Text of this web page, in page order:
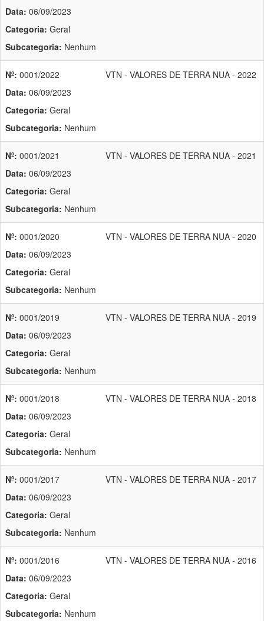
Data: 06/09/2023
Categoria: Geral
Subcategoria: Nenhum
Nº: 0001/2022
Data: 06/09/2023
Categoria: Geral
Subcategoria: Nenhum
VTN - VALORES DE TERRA NUA - 2022
Nº: 0001/2021
Data: 06/09/2023
Categoria: Geral
Subcategoria: Nenhum
VTN - VALORES DE TERRA NUA - 2021
Nº: 0001/2020
Data: 06/09/2023
Categoria: Geral
Subcategoria: Nenhum
VTN - VALORES DE TERRA NUA - 2020
Nº: 0001/2019
Data: 06/09/2023
Categoria: Geral
Subcategoria: Nenhum
VTN - VALORES DE TERRA NUA - 2019
Nº: 0001/2018
Data: 06/09/2023
Categoria: Geral
Subcategoria: Nenhum
VTN - VALORES DE TERRA NUA - 2018
Nº: 0001/2017
Data: 06/09/2023
Categoria: Geral
Subcategoria: Nenhum
VTN - VALORES DE TERRA NUA - 2017
Nº: 0001/2016
Data: 06/09/2023
Categoria: Geral
Subcategoria: Nenhum
VTN - VALORES DE TERRA NUA - 2016